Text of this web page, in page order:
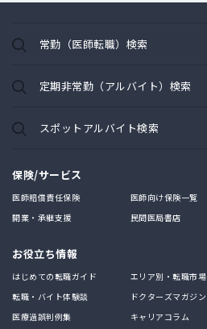
常勤（医師転職）検索
定期非常勤（アルバイト）検索
スポットアルバイト検索
保険/サービス
医師賠償責任保険
医師向け保険一覧
開業・承継支援
民間医局書店
お役立ち情報
はじめての転職ガイド
エリア別・転職市場
転職・バイト体験談
ドクターズマガジン
医療過誤判例集
キャリアコラム